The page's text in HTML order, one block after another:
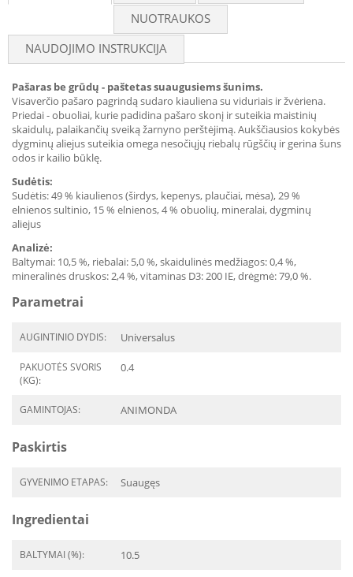
NUOTRAUKOS
NAUDOJIMO INSTRUKCIJA
Pašaras be grūdų - paštetas suaugusiems šunims.
Visaverčio pašaro pagrindą sudaro kiauliena su viduriais ir žvėriena.
Priedai - obuoliai, kurie padidina pašaro skonį ir suteikia maistinių
skaidulų, palaikančių sveiką žarnyno perštėjimą. Aukščiausios kokybės
dygminų aliejus suteikia omega nesočiųjų riebalų rūgščių ir gerina šuns
odos ir kailio būklę.
Sudėtis:
Sudėtis: 49 % kiaulienos (širdys, kepenys, plaučiai, mėsa), 29 %
elnienos sultinio, 15 % elnienos, 4 % obuolių, mineralai, dygminų
aliejus
Analizė:
Baltymai: 10,5 %, riebalai: 5,0 %, skaidulinės medžiagos: 0,4 %,
mineralinės druskos: 2,4 %, vitaminas D3: 200 IE, drėgmė: 79,0 %.
Parametrai
AUGINTINIO DYDIS: Universalus
PAKUOTĖS SVORIS
(KG):
0.4
GAMINTOJAS: ANIMONDA
Paskirtis
GYVENIMO ETAPAS: Suaugęs
Ingredientai
BALTYMAI (%): 10.5